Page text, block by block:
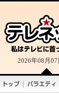
2026年08月07